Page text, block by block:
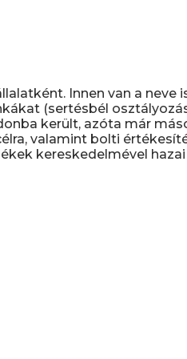
Innen van a neve
(sertésbél
került, azóta már
valamint bolti
kereskedelmével